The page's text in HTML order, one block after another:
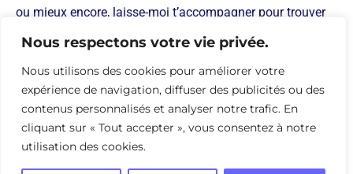
Nous respectons votre vie privée.
Nous utilisons des cookies pour améliorer votre
expérience de navigation, diffuser des publicités ou des
contenus personnalisés et analyser notre trafic. En
cliquant sur « Tout accepter », vous consentez à notre
utilisation des cookies.
ou mieux encore, laisse-moi t’accompagner pour trouver
demander un devis personnalisé.
Ensemble, on créera une identité visuelle qui fera la
différence.
Contactez-moi